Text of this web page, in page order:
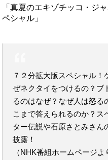
「真夏のエキゾチッコ・ジ
ペシャル」
７２分拡大版スペシャル
ぜネクタイをつけるの？ブ
るのはなぜ？なぜ人は怒
こまで答えられるのか？ス
ター伝説や石原さとみさ
披露！
（NHK番組ホームページよ